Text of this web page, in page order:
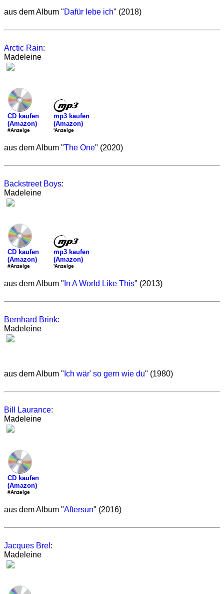
aus dem Album "Dafür lebe ich" (2018)
Arctic Rain:
Madeleine
CD kaufen
(Amazon)
#Anzeige
mp3 kaufen
(Amazon)
'Anzeige
aus dem Album "The One" (2020)
Backstreet Boys:
Madeleine
CD kaufen
(Amazon)
#Anzeige
mp3 kaufen
(Amazon)
'Anzeige
aus dem Album " In A World Like This" (2013)
Bernhard Brink:
Madeleine
aus dem Album " Ich wär' so gern wie du" (1980)
Bill Laurance:
Madeleine
CD kaufen
(Amazon)
#Anzeige
aus dem Album "Aftersun" (2016)
Jacques Brel :
Madeleine